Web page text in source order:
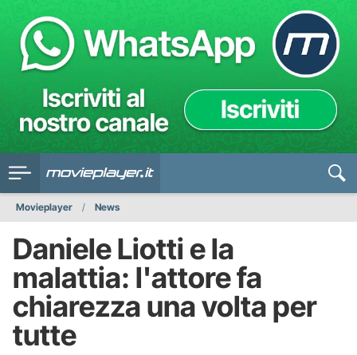
Movieplayer News
Daniele Liotti e la
malattia: l'attore fa
chiarezza una volta per
tutte